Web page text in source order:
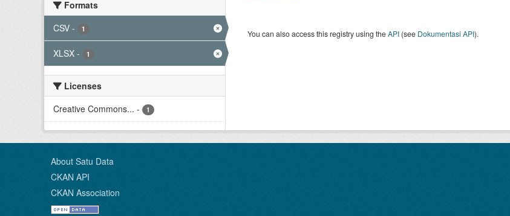
Formats
CSV - 1
XLSX - 1
Licenses
Creative Commons... - 1
You can also access this registry using theAPI(see Dokumentasi API).
About Satu Data
CKAN API
CKAN Association